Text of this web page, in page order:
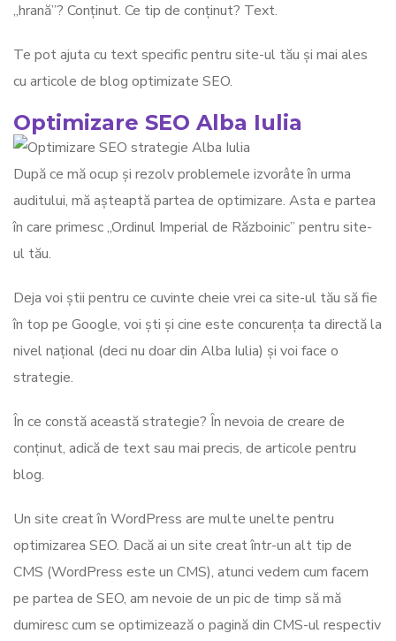
„hrană”? Conținut. Ce tip de conținut? Text.
Te pot ajuta cu text specific pentru site-ul tău și mai ales
cu articole de blog optimizate SEO.
Optimizare SEO Alba Iulia
După ce mă ocup și rezolv problemele izvorâte în urma
auditului, mă așteaptă partea de optimizare. Asta e partea
în care primesc „Ordinul Imperial de Războinic” pentru site-
ul tău.
Deja voi știi pentru ce cuvinte cheie vrei ca site-ul tău să fie
în top pe Google, voi ști și cine este concurența ta directă la
nivel național (deci nu doar din Alba Iulia) și voi face o
strategie.
În ce constă această strategie? În nevoia de creare de
conținut, adică de text sau mai precis, de articole pentru
blog.
Un site creat în WordPress are multe unelte pentru
optimizarea SEO. Dacă ai un site creat într-un alt tip de
CMS (WordPress este un CMS), atunci vedem cum facem
pe partea de SEO, am nevoie de un pic de timp să mă
dumiresc cum se optimizează o pagină din CMS-ul respectiv